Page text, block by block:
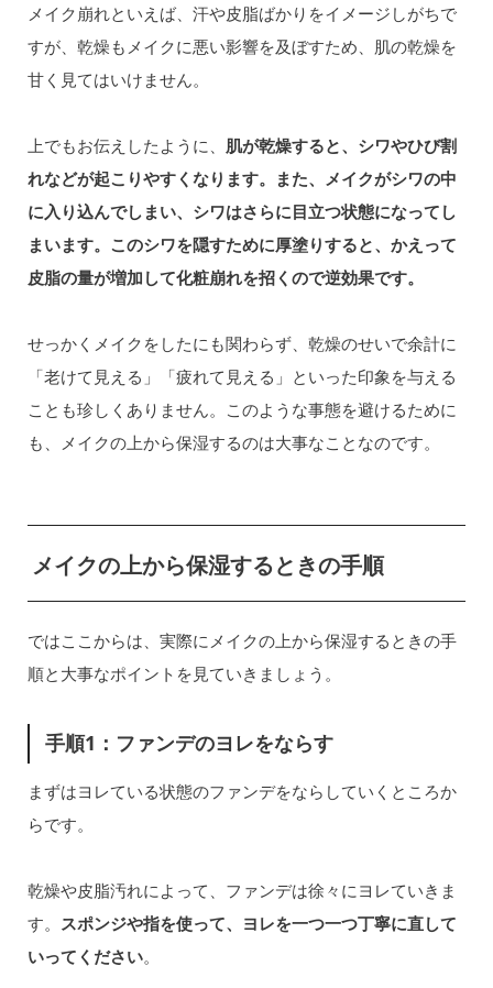
メイク崩れといえば、汗や皮脂ばかりをイメージしがちで
すが、乾燥もメイクに悪い影響を及ぼすため、肌の乾燥を
甘く見てはいけません。
上でもお伝えしたように、 肌が乾燥すると、シワやひび割
れなどが起こりやすくなります。また、メイクがシワの中
に入り込んでしまい、シワはさらに目立つ状態になってし
まいます。このシワを隠すために厚塗りすると、かえって
皮脂の量が増加して化粧崩れを招くので逆効果です。
せっかくメイクをしたにも関わらず、乾燥のせいで余計に
「老けて見える」「疲れて見える」といった印象を与える
ことも珍しくありません。このような事態を避けるために
も、メイクの上から保湿するのは大事なことなのです。
メイクの上から保湿するときの手順
ではここからは、実際にメイクの上から保湿するときの手
順と大事なポイントを見ていきましょう。
手順1：ファンデのヨレをならす
まずはヨレている状態のファンデをならしていくところか
らです。
乾燥や皮脂汚れによって、ファンデは徐々にヨレていきま
す。
スポンジや指を使って、ヨレを一つ一つ丁寧に直して
いってください。